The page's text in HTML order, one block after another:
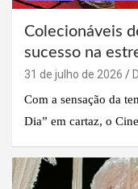
Colecionáveis
sucesso na
31 de julho de 2026
Com a sensação da
Dia” em cartaz, o